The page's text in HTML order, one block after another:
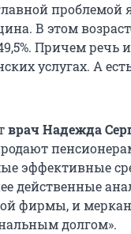
проблемой
В этом
Причем речь
услугах. А
врач Надежда
эффективные
действенные
фирмы, и
долгом».